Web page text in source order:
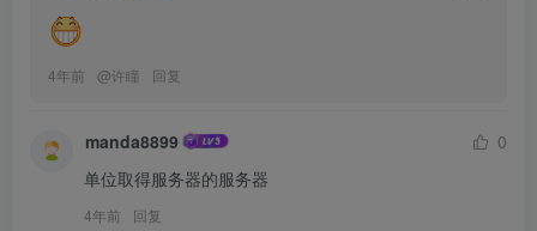
4年前 @许瞳 回复
manda8899
0
单位取得服务器的服务器
4年前 回复